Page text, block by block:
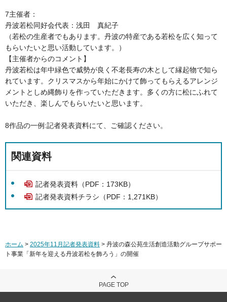
7主催者：
丹波若松同好会代表：浅田 真紀子
（若松の生産者でもあります。丹波の特産である若松を広く知って
もらいたいと思い活動しています。）
【主催者からのコメント】
丹波若松は年中緑色で威勢が良く不老長寿の木として縁起物で知ら
れています。クリスマスから年始にかけて飾ってもらえるアレンジ
メントとしめ縄飾りを作っていただきます。多くの方に松にふれて
いただき、楽しんでもらいたいと思います。
8作品の一例:記者発表資料にて、ご確認ください。
関連資料
記者発表資料（PDF：173KB）
記者発表資料チラシ（PDF：1,271KB）
ホーム > 2025年11月記者発表資料 > 丹波の森公苑生活創造活動グループサポー
ト事業「新年を迎える丹波若松を飾ろう」の開催
PAGE TOP